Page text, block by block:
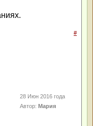
#
28 Июн 2016 года
Автор:Мария